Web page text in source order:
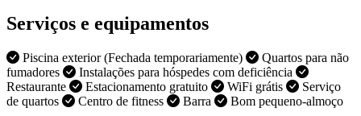
Serviços e equipamentos
Piscina exterior (Fechada temporariamente)
Quartos para não
fumadores
Instalações para hóspedes com deficiência
Restaurante
Estacionamento gratuito WiFi grátis
Serviço
de quartos
Centro de fitness Barra Bom pequeno-almoço